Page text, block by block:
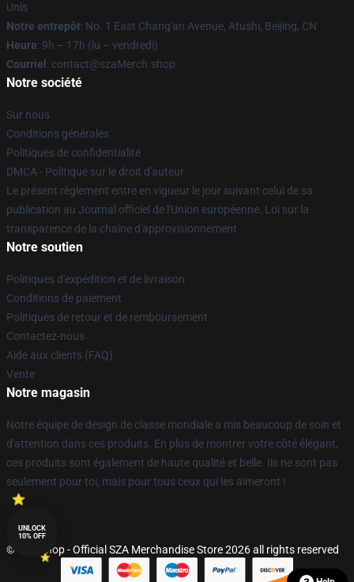
Unis
Notre entrepôt: No. 1 East Chang'an Avenue, Atushi, Beijing, CN
Heure: 9h – 17h (lu – vendredi)
Courriel : contact@szaMerch.shop
Notre société
Sur nous
Conditions générales
Politiques de confidentialité
DMCA - Politique sur le droit d'auteur
Le présent règlement entre en vigueur le jour suivant celui de sa
publication au Journal officiel de l'Union européenne. Loi sur la
transparence de la chaîne d'approvisionnement
Notre soutien
Politiques d'expédition et de livraison
Conditions de paiement
Politiques de retour et de remboursement
Contactez-nous
Aide aux clients (FAQ)
Vente
Notre magasin
Notre équipe de design de classe mondiale a mis beaucoup de soin et
d'attention dans ces produits. En plus de montrer votre côté élégant,
ces produits sont également de haute qualité et belle. Ils ne sont pas
seulement pour toi, mais pour tous ceux qui les aimeront !
© SZA Shop - Official SZA Merchandise Store 2026 all rights reserved
UNLOCK
10% OFF